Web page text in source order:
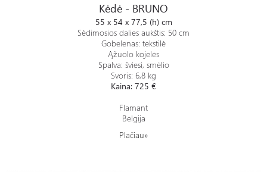
Kėdė - BRUNO
55 x 54 x 77,5 (h) cm
Sėdimosios dalies aukštis: 50 cm
Gobelenas: tekstilė
Ąžuolo kojelės
Spalva: šviesi, smėlio
Svoris: 6,8 kg
Kaina: 725 €
Flamant
Belgija
Plačiau»